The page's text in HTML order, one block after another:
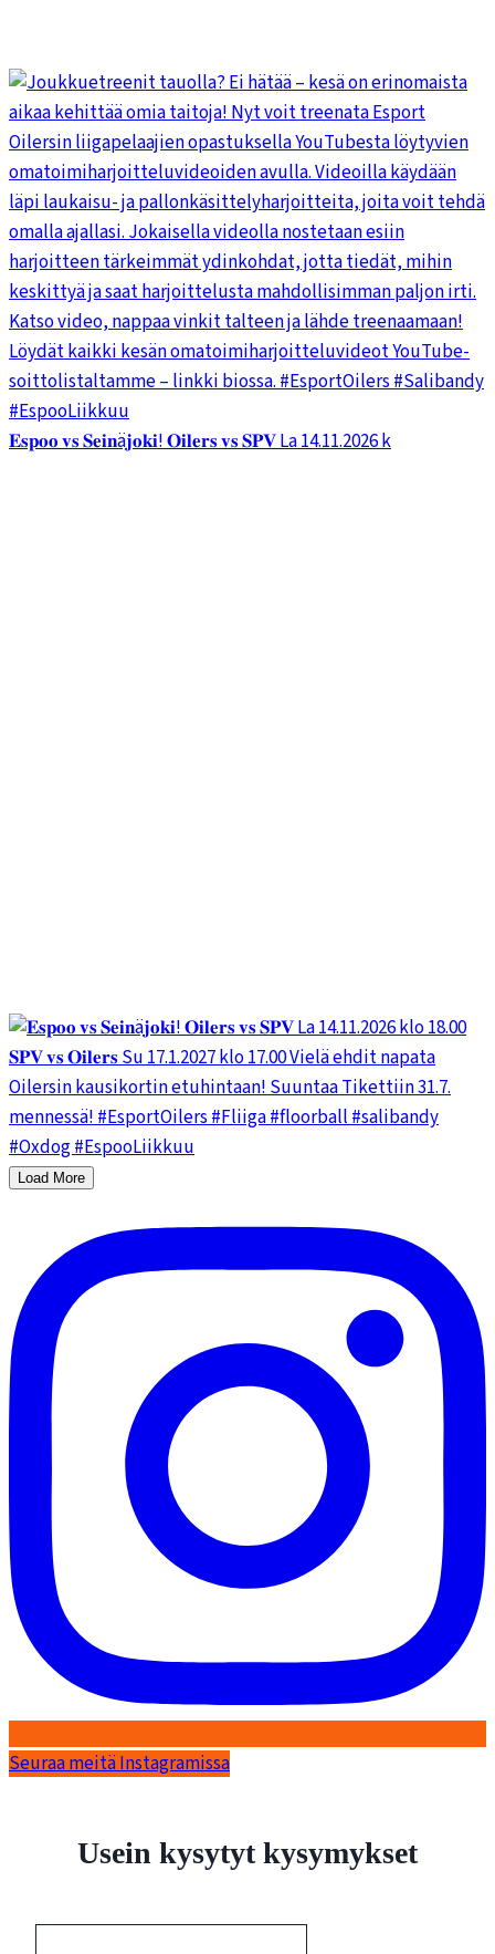
𝐄𝐬𝐩𝐨𝐨 𝐯𝐬 𝐒𝐞𝐢𝐧ä𝐣𝐨𝐤𝐢! 𝐎𝐢𝐥𝐞𝐫𝐬 𝐯𝐬 𝐒𝐏𝐕 La 14.11.2026 k
Load More
Seuraa meitä Instagramissa
Usein kysytyt kysymykset